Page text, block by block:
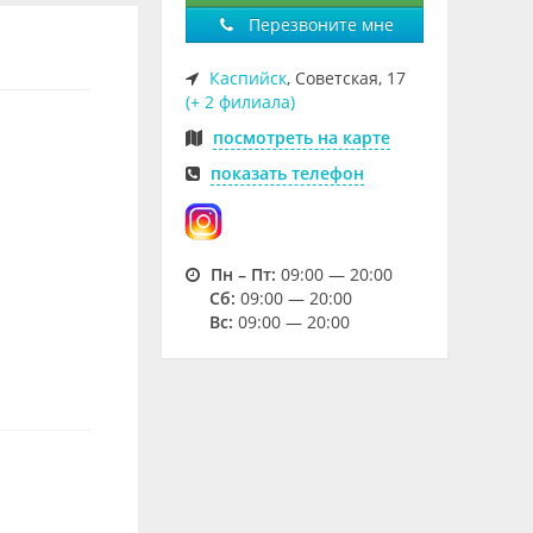
Перезвоните мне
Каспийск, Советская, 17
(+ 2 филиала)
посмотреть на карте
показать телефон
Пн – Пт: 09:00 — 20:00
Cб: 09:00 — 20:00
Вс: 09:00 — 20:00